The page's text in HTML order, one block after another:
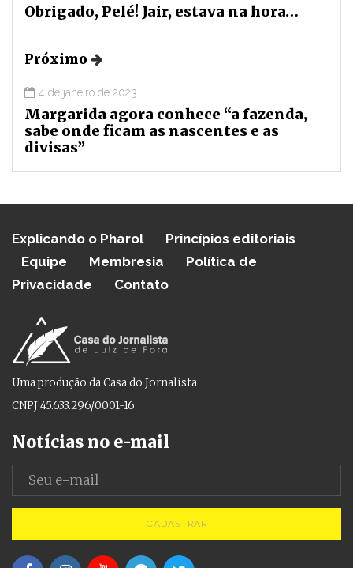
Obrigado, Pelé! Jair, estava na hora…
Próximo
4 de janeiro de 2023
Margarida agora conhece “a fazenda,
sabe onde ficam as nascentes e as
divisas”
Explicando o Pharol
Princípios editoriais
Equipe
Membresia
Política de
Privacidade
Contato
Uma produção da Casa do Jornalista
CNPJ 45.633.296/0001-16
Notícias no e-mail
CADASTRAR